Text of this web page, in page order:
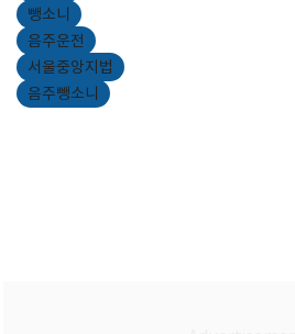
뺑소니
음주운전
서울중앙지법
음주뺑소니